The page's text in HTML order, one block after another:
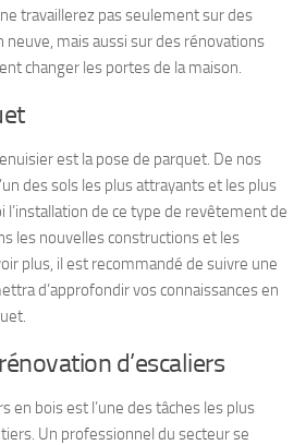
travaillerez pas seulement sur des
mais aussi sur des rénovations
changer les portes de la maison.
est la pose de parquet. De nos
des sols les plus attrayants et les plus
l’installation de ce type de revêtement de
les nouvelles constructions et les
plus, il est recommandé de suivre une
d’approfondir vos connaissances en
d’escaliers
en bois est l’une des tâches les plus
Un professionnel du secteur se